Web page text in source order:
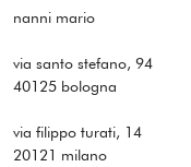
nanni mario
via santo stefano, 94
40125 bologna
via filippo turati, 14
20121 milano